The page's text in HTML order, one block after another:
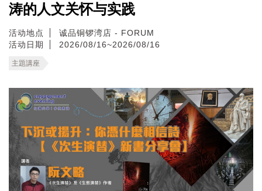
涛的人文关怀与实践
活动地点
诚品铜锣湾店 - FORUM
活动日期
2026/08/16~2026/08/16
主題講座